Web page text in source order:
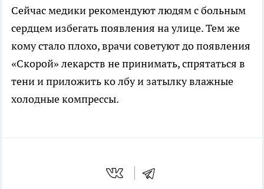
Сейчас медики рекомендуют людям с больным
сердцем избегать появления на улице. Тем же
кому стало плохо, врачи советуют до появления
«Скорой» лекарств не принимать, спрятаться в
тени и приложить ко лбу и затылку влажные
холодные компрессы.